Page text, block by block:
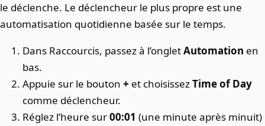
le déclenche. Le déclencheur le plus propre est une
automatisation quotidienne basée sur le temps.
Dans Raccourcis, passez à l’ongletAutomation en
bas.
Appuie sur le bouton+ et choisissezTime of Day
comme déclencheur.
Réglez l’heure sur00:01 (une minute après minuit)